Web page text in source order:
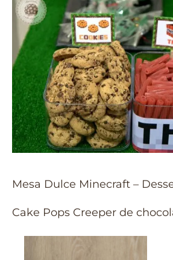
Mesa Dulce Minecraft –
Cake Pops Creeper de